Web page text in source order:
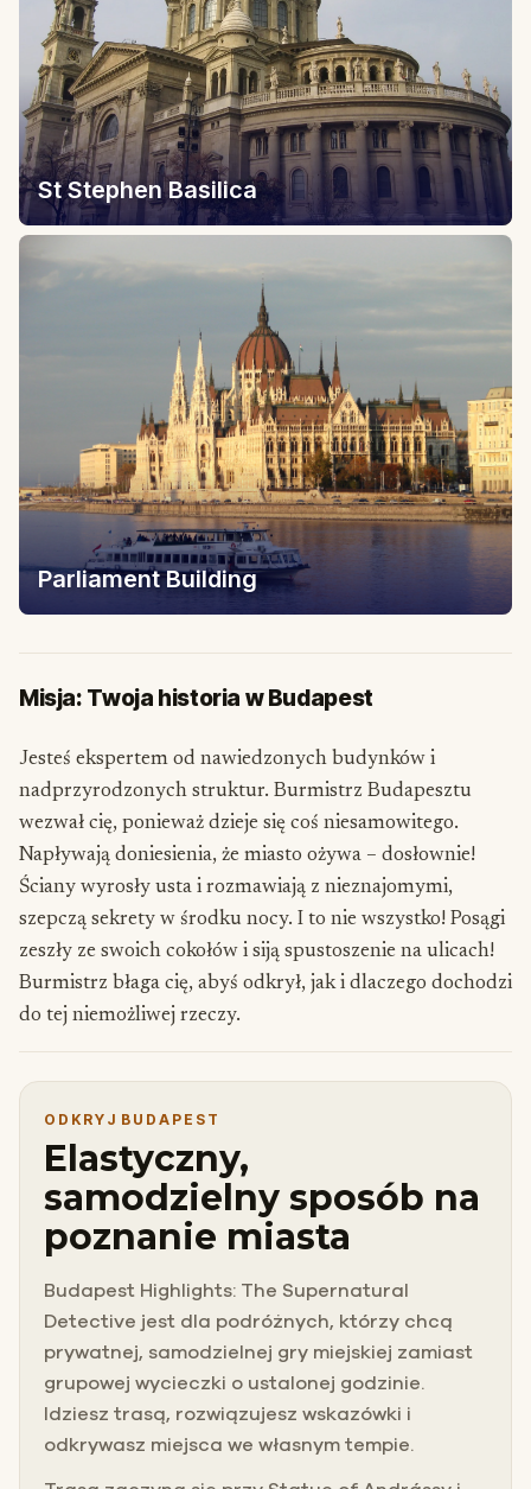
St Stephen Basilica
Parliament Building
Misja: Twoja historia w Budapest
Jesteś ekspertem od nawiedzonych budynków i
nadprzyrodzonych struktur. Burmistrz Budapesztu
wezwał cię, ponieważ dzieje się coś niesamowitego.
Napływają doniesienia, że miasto ożywa – dosłownie!
Ściany wyrosły usta i rozmawiają z nieznajomymi,
szepczą sekrety w środku nocy. I to nie wszystko! Posągi
zeszły ze swoich cokołów i siją spustoszenie na ulicach!
Burmistrz błaga cię, abyś odkrył, jak i dlaczego dochodzi
do tej niemożliwej rzeczy.
ODKRYJ BUDAPEST
Elastyczny,
samodzielny sposób na
poznanie miasta
Budapest Highlights: The Supernatural
Detective jest dla podróżnych, którzy chcą
prywatnej, samodzielnej gry miejskiej zamiast
grupowej wycieczki o ustalonej godzinie.
Idziesz trasą, rozwiązujesz wskazówki i
odkrywasz miejsca we własnym tempie.